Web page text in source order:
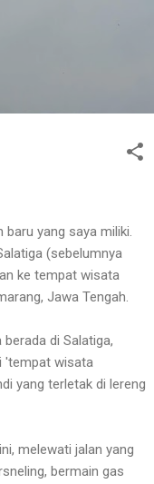
yang saya miliki.
(sebelumnya
ke tempat wisata
Jawa Tengah.
di Salatiga,
'tempat wisata
yang terletak di lereng
melewati jalan yang
bermain gas